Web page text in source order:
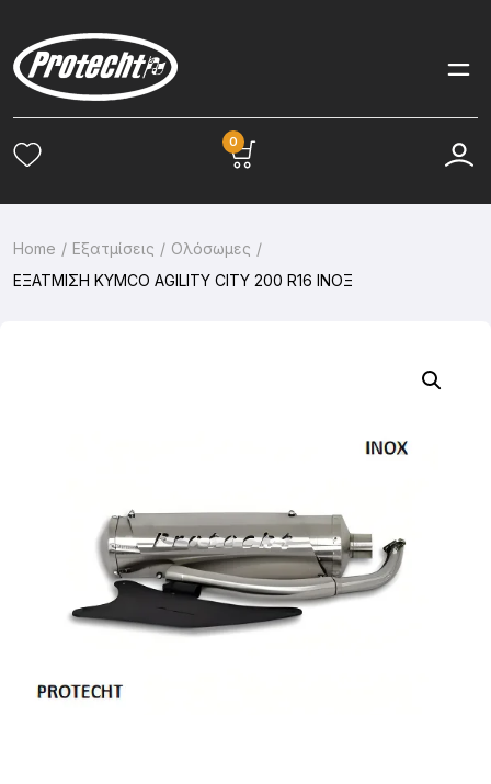
0
Home Εξατμίσεις
Ολόσωμες
ΕΞΑΤΜΙΣΗ KYMCO AGILITY CITY 200 R16 ΙΝΟΞ